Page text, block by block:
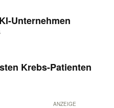
Unternehmen
Krebs-Patienten
ANZEIGE